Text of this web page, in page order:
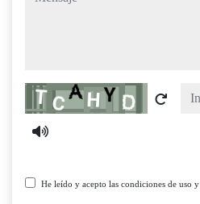
Captcha
He leído y acepto las condiciones de uso y